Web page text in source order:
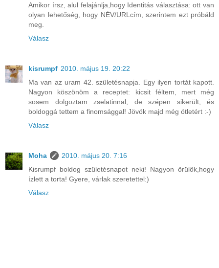
Amikor írsz, alul felajánlja,hogy Identitás választása: ott van
olyan lehetőség, hogy NÉV/URLcím, szerintem ezt próbáld
meg.
Válasz
kisrumpf 2010. május 19. 20:22
Ma van az uram 42. születésnapja. Egy ilyen tortát kapott.
Nagyon köszönöm a receptet: kicsit féltem, mert még
sosem dolgoztam zselatinnal, de szépen sikerült, és
boldoggá tettem a finomsággal! Jövök majd még ötletért :-)
Válasz
Moha
2010. május 20. 7:16
Kisrumpf boldog születésnapot neki! Nagyon örülök,hogy
ízlett a torta! Gyere, várlak szeretettel:)
Válasz